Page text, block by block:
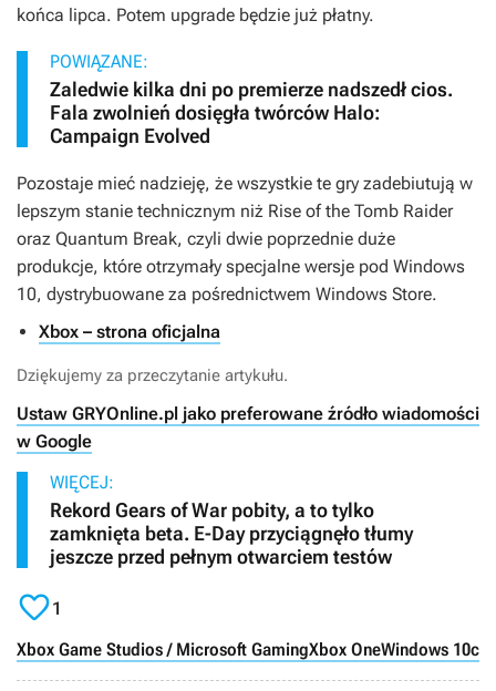
końca lipca. Potem upgrade będzie już płatny.
POWIĄZANE:
Zaledwie kilka dni po premierze nadszedł cios.
Fala zwolnień dosięgła twórców Halo:
Campaign Evolved
Pozostaje mieć nadzieję, że wszystkie te gry zadebiutują w
lepszym stanie technicznym niż Rise of the Tomb Raider
oraz Quantum Break, czyli dwie poprzednie duże
produkcje, które otrzymały specjalne wersje pod Windows
10, dystrybuowane za pośrednictwem Windows Store.
Xbox – strona oficjalna
Dziękujemy za przeczytanie artykułu.
Ustaw GRYOnline.pl jako preferowane źródło wiadomości
w Google
WIĘCEJ:
Rekord Gears of War pobity, a to tylko
zamknięta beta. E-Day przyciągnęło tłumy
jeszcze przed pełnym otwarciem testów
1
Xbox Game Studios / Microsoft GamingXbox OneWindows 10